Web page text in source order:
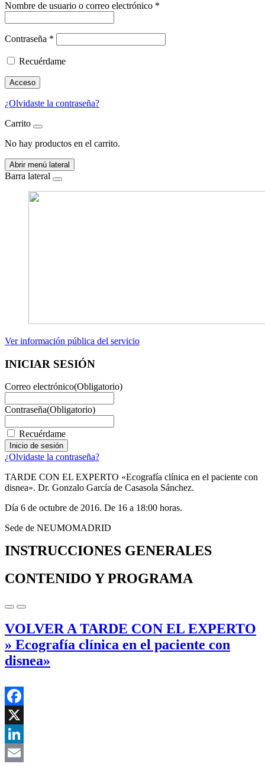
Nombre de usuario o correo electrónico *
Contraseña *
Recuérdame
Acceso
¿Olvidaste la contraseña?
Carrito
No hay productos en el carrito.
Abrir menú lateral
Barra lateral
Ver información pública del servicio
INICIAR SESIÓN
Correo electrónico(Obligatorio)
Contraseña(Obligatorio)
Recuérdame
¿Olvidaste la contraseña?
TARDE CON EL EXPERTO «Ecografía clínica en el paciente con
disnea». Dr. Gonzalo García de Casasola Sánchez.
Día 6 de octubre de 2016. De 16 a 18:00 horas.
Sede de NEUMOMADRID
INSTRUCCIONES GENERALES
CONTENIDO Y PROGRAMA
VOLVER A TARDE CON EL EXPERTO
» Ecografía clínica en el paciente con
disnea»
Facebook
X
LinkedIn